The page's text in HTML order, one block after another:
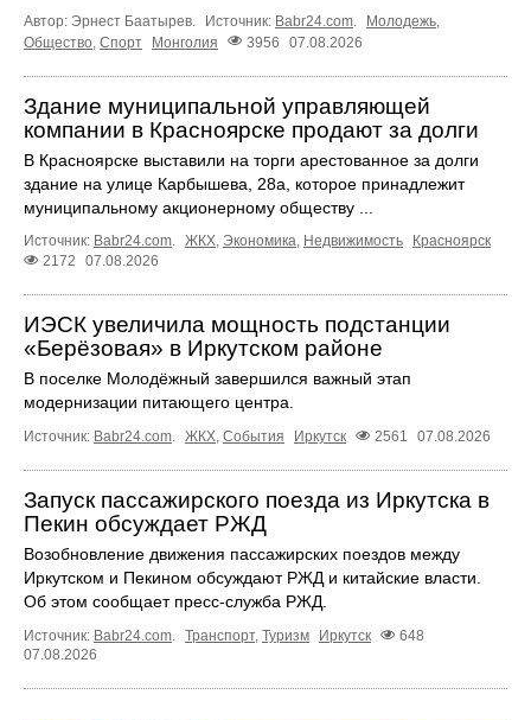
Автор: Эрнест Баатырев. Источник: Babr24.com. Молодежь,
Общество Спорт Монголия 3956 07.08.2026
Здание муниципальной управляющей
компании в Красноярске продают за долги
В Красноярске выставили на торги арестованное за долги
здание на улице Карбышева, 28а, которое принадлежит
муниципальному акционерному обществу ...
Источник: Babr24.com ЖКХ Экономика Недвижимость
Красноярск
2172
07.08.2026
ИЭСК увеличила мощность подстанции
«Берёзовая» в Иркутском районе
В поселке Молодёжный завершился важный этап
модернизации питающего центра.
Источник: Babr24.com ЖКХ События Иркутск 2561 07.08.2026
Запуск пассажирского поезда из Иркутска в
Пекин обсуждает РЖД
Возобновление движения пассажирских поездов между
Иркутском и Пекином обсуждают РЖД и китайские власти.
Об этом сообщает пресс‑служба РЖД.
Источник: Babr24.com. Транспорт, Туризм Иркутск
648
07.08.2026